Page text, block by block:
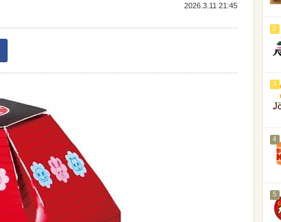
2026.3.11 21:45
2
3
4
5